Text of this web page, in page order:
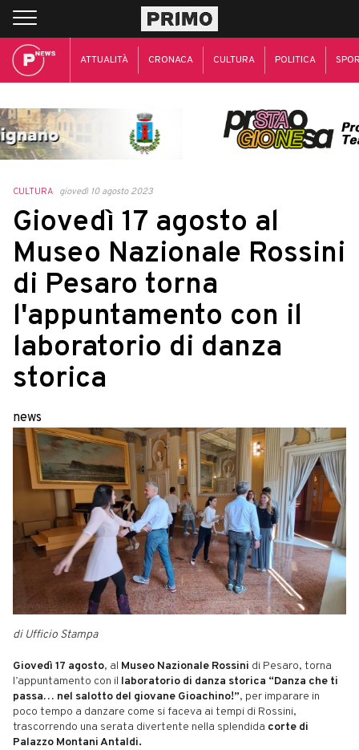
ATTUALITÀ CRONACA CULTURA POLITICA
CULTURA giovedì 10 agosto 2023
Giovedì 17 agosto al
Museo Nazionale Rossini
di Pesaro torna
l'appuntamento con il
laboratorio di danza
storica
news
di Ufficio Stampa
Giovedì 17 agosto, al Museo Nazionale Rossini di Pesaro, torna
l’appuntamento con il laboratorio di danza storica “Danza che ti
passa… nel salotto del giovane Gioachino!”, per imparare in
poco tempo a danzare come si faceva ai tempi di Rossini,
trascorrendo una serata divertente nella splendida corte di
Palazzo Montani Antaldi.